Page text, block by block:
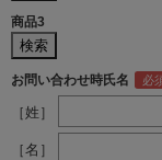
商品3
お問い合わせ時氏名
［姓］
［名］